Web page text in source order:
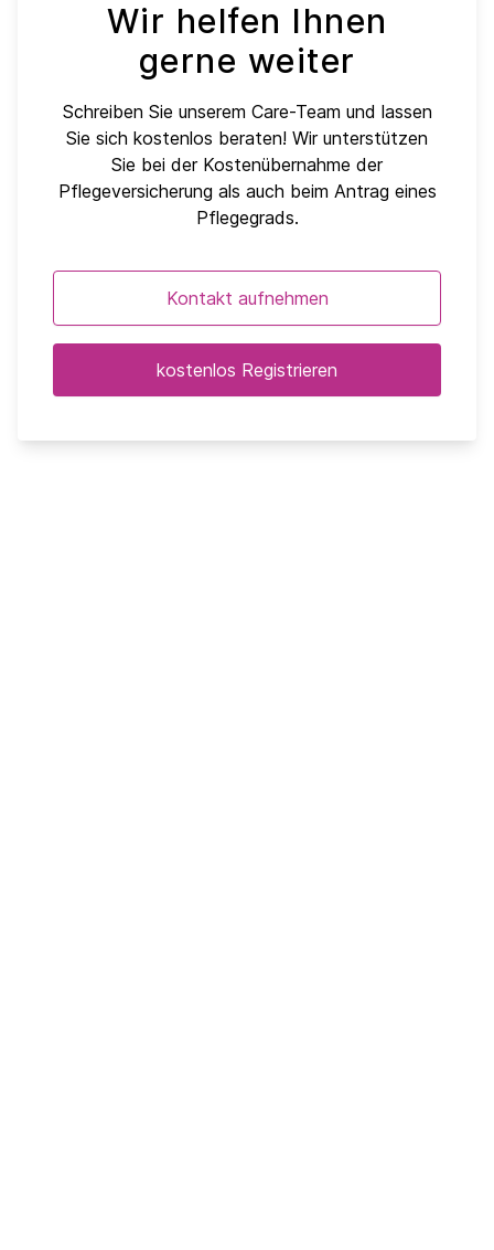
Wir helfen Ihnen
gerne weiter
Schreiben Sie unserem Care-Team und lassen
Sie sich kostenlos beraten! Wir unterstützen
Sie bei der Kostenübernahme der
Pflegeversicherung als auch beim Antrag eines
Pflegegrads.
Kontakt aufnehmen
kostenlos Registrieren